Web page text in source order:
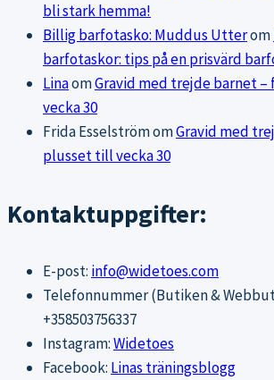
bli stark hemma!
Billig barfotasko: Muddus Utterom
barfotaskor: tips på en prisvärd
LinaomGravid med trejde barnet
vecka 30
Frida EsselströmomGravid med
plusset till vecka 30
Kontaktuppgifter:
E-post: info@widetoes.com
Telefonnummer (Butiken &
+358503756337
Instagram:Widetoes
Facebook: Linas träningsblogg